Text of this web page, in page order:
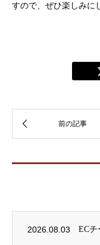
すので、ぜひ楽しみに
2026.08.03 EC